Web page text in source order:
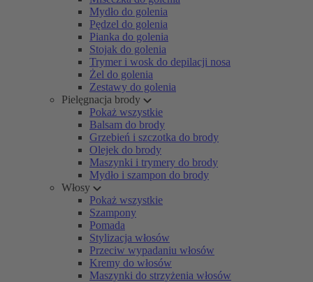
Mydło do golenia
Pędzel do golenia
Pianka do golenia
Stojak do golenia
Trymer i wosk do depilacji nosa
Żel do golenia
Zestawy do golenia
Pielęgnacja brody
Pokaż wszystkie
Balsam do brody
Grzebień i szczotka do brody
Olejek do brody
Maszynki i trymery do brody
Mydło i szampon do brody
Włosy
Pokaż wszystkie
Szampony
Pomada
Stylizacja włosów
Przeciw wypadaniu włosów
Kremy do włosów
Maszynki do strzyżenia włosów